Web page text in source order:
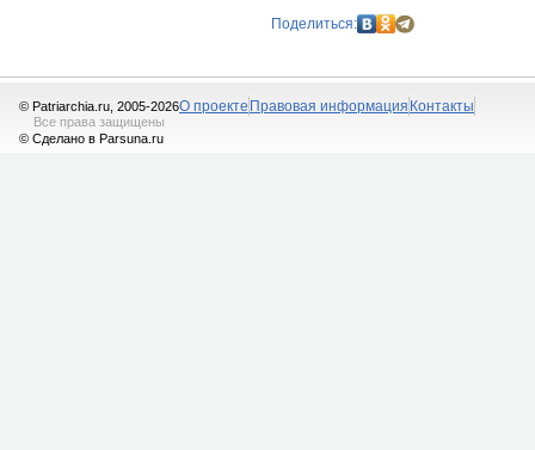
Поделиться:
© Patriarchia.ru, 2005-2026
Все права защищены
© Сделано в Parsuna.ru
О проекте Правовая информация Контакты